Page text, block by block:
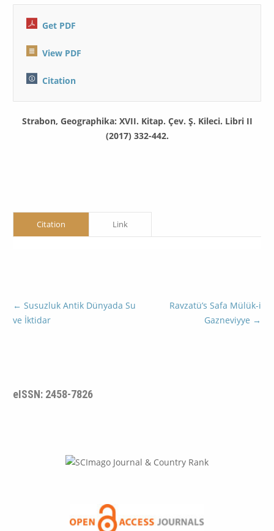
Get PDF
View PDF
Citation
Strabon, Geographika: XVII. Kitap. Çev. Ş. Kileci. Libri II
(2017) 332-442.
Citation Link
← Susuzluk Antik Dünyada Su
ve İktidar
Ravzatü’s Safa Mülük-i
Gazneviyye →
eISSN: 2458-7826